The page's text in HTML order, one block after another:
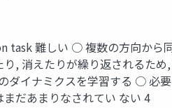
難しい ○ 複数の方向から
, 消えたりが繰り返されるた
ダイナミクスを学習する ○
だあまりなされてい ない 4